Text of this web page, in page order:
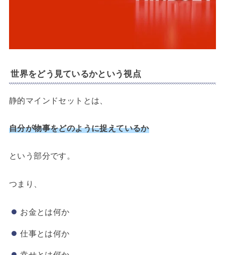
世界をどう見ているかという視点
静的マインドセットとは、
自分が物事をどのように捉えているか
という部分です。
つまり、
お金とは何か
仕事とは何か